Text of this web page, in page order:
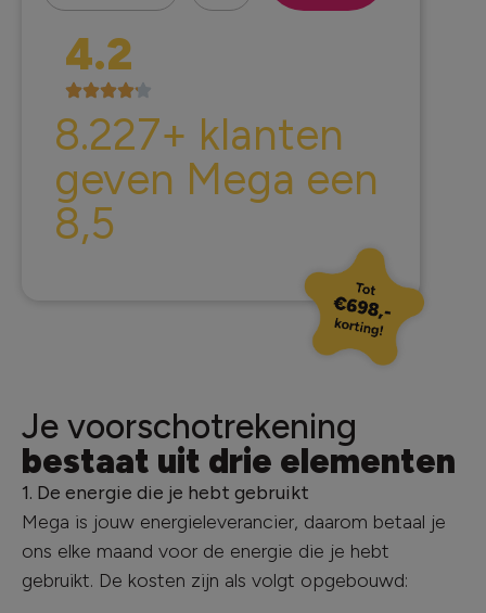
4.2
8.227+ klanten
geven Mega een
8,5
Je voorschotrekening
bestaat uit drie elementen
1. De energie die je hebt gebruikt
Mega is jouw energieleverancier, daarom betaal je
ons elke maand voor de energie die je hebt
gebruikt. De kosten zijn als volgt opgebouwd: